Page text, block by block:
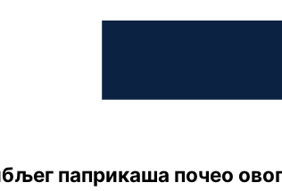
паприкаша почео